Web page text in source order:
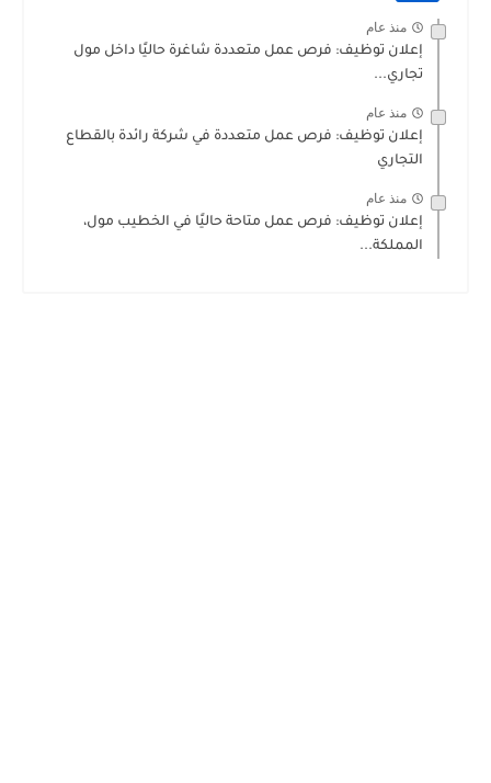
منذ عام
إعلان توظيف: فرص عمل متعددة شاغرة حاليًا داخل مول
تجاري...
منذ عام
إعلان توظيف: فرص عمل متعددة في شركة رائدة بالقطاع
التجاري
منذ عام
إعلان توظيف: فرص عمل متاحة حاليًا في الخطيب مول،
المملكة...